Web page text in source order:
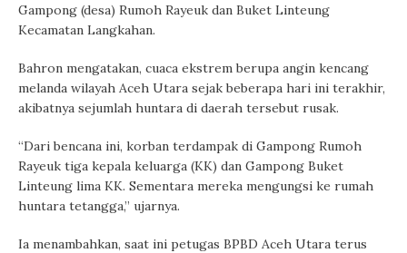
Gampong (desa) Rumoh Rayeuk dan Buket Linteung
Kecamatan Langkahan.
Bahron mengatakan, cuaca ekstrem berupa angin kencang
melanda wilayah Aceh Utara sejak beberapa hari ini terakhir,
akibatnya sejumlah huntara di daerah tersebut rusak.
“Dari bencana ini, korban terdampak di Gampong Rumoh
Rayeuk tiga kepala keluarga (KK) dan Gampong Buket
Linteung lima KK. Sementara mereka mengungsi ke rumah
huntara tetangga,” ujarnya.
Ia menambahkan, saat ini petugas BPBD Aceh Utara terus